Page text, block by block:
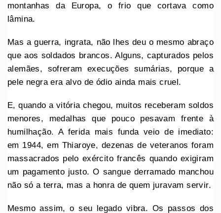
montanhas da Europa, o frio que cortava como
lâmina.
Mas a guerra, ingrata, não lhes deu o mesmo abraço
que aos soldados brancos. Alguns, capturados pelos
alemães, sofreram execuções sumárias, porque a
pele negra era alvo de ódio ainda mais cruel.
E, quando a vitória chegou, muitos receberam soldos
menores, medalhas que pouco pesavam frente à
humilhação. A ferida mais funda veio de imediato:
em 1944, em Thiaroye, dezenas de veteranos foram
massacrados pelo exército francês quando exigiram
um pagamento justo. O sangue derramado manchou
não só a terra, mas a honra de quem juravam servir.
Mesmo assim, o seu legado vibra. Os passos dos